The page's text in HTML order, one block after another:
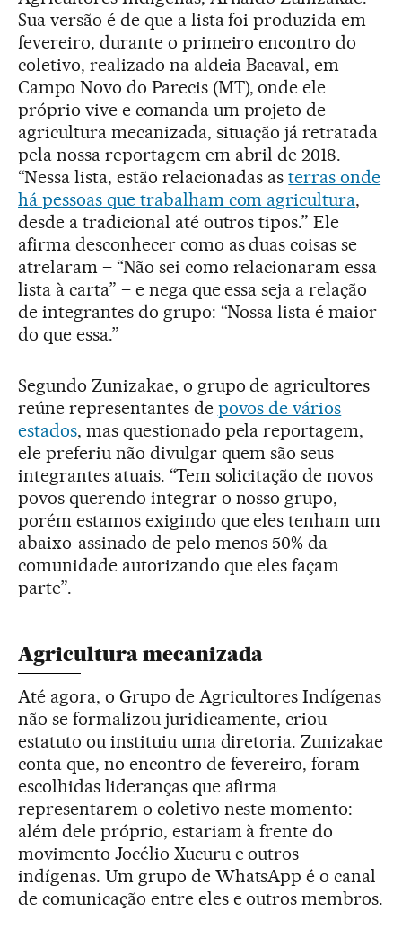
Sua versão é de que a lista foi produzida em
fevereiro, durante o primeiro encontro do
coletivo, realizado na aldeia Bacaval, em
Campo Novo do Parecis (MT), onde ele
próprio vive e comanda um projeto de
agricultura mecanizada, situação já retratada
pela nossa reportagem em abril de 2018.
“Nessa lista, estão relacionadas asterras onde
há pessoas que trabalham com agricultura,
desde a tradicional até outros tipos.” Ele
afirma desconhecer como as duas coisas se
atrelaram – “Não sei como relacionaram essa
lista à carta” – e nega que essa seja a relação
de integrantes do grupo: “Nossa lista é maior
do que essa.”
Segundo Zunizakae, o grupo de agricultores
reúne representantes de povos de vários
estados, mas questionado pela reportagem,
ele preferiu não divulgar quem são seus
integrantes atuais. “Tem solicitação de novos
povos querendo integrar o nosso grupo,
porém estamos exigindo que eles tenham um
abaixo-assinado de pelo menos 50% da
comunidade autorizando que eles façam
parte”.
Agricultura mecanizada
Até agora, o Grupo de Agricultores Indígenas
não se formalizou juridicamente, criou
estatuto ou instituiu uma diretoria. Zunizakae
conta que, no encontro de fevereiro, foram
escolhidas lideranças que afirma
representarem o coletivo neste momento:
além dele próprio, estariam à frente do
movimento Jocélio Xucuru e outros
indígenas. Um grupo de WhatsApp é o canal
de comunicação entre eles e outros membros.